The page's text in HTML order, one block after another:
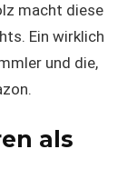
macht diese
Ein wirklich
und die,
als